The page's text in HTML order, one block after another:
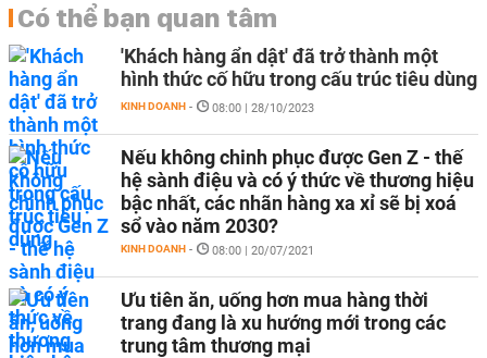
Có thể bạn quan tâm
'Khách hàng ẩn dật' đã trở thành một
hình thức cố hữu trong cấu trúc tiêu dùng
KINH DOANH - 08:00 | 28/10/2023
Nếu không chinh phục được Gen Z - thế
hệ sành điệu và có ý thức về thương hiệu
bậc nhất, các nhãn hàng xa xỉ sẽ bị xoá
sổ vào năm 2030?
KINH DOANH - 08:00 | 20/07/2021
Ưu tiên ăn, uống hơn mua hàng thời
trang đang là xu hướng mới trong các
trung tâm thương mại